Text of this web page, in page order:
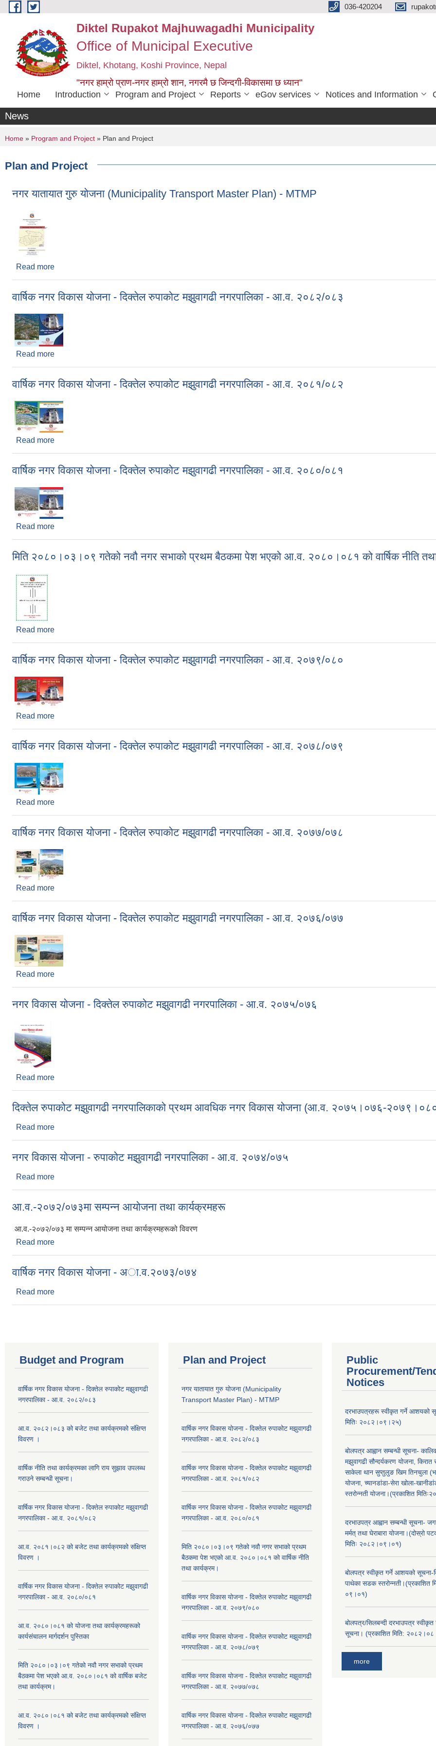
Skip to main content 036-420204
Diktel Rupakot Majhuwagadhi Municipality
Office of Municipal Executive
Diktel, Khotang, Koshi Province, Nepal
"नगर हाम्रो प्राण-नगर हाम्रो शान, नगरमै छ जिन्दगी-विकासमा छ ध्यान"
Home Introduction Program and Project Reports eGov services Notices and Information
News
You are here
Home » Program and Project » Plan and Project
Plan and Project
नगर यातायात गुरु योजना (Municipality Transport Master Plan) - MTMP
Read more
वार्षिक नगर विकास योजना - दिक्तेल रुपाकोट मझुवागढी नगरपालिका - आ.व. २०८२/०८३
Read more
वार्षिक नगर विकास योजना - दिक्तेल रुपाकोट मझुवागढी नगरपालिका - आ.व. २०८१/०८२
Read more
वार्षिक नगर विकास योजना - दिक्तेल रुपाकोट मझुवागढी नगरपालिका - आ.व. २०८०/०८१
Read more
मिति २०८०।०३।०९ गतेको नवौ नगर सभाको प्रथम बैठकमा पेश भएको आ.व. २०८०।०८१ को वार्षिक नीति
Read more
वार्षिक नगर विकास योजना - दिक्तेल रुपाकोट मझुवागढी नगरपालिका - आ.व. २०७९/०८०
Read more
वार्षिक नगर विकास योजना - दिक्तेल रुपाकोट मझुवागढी नगरपालिका - आ.व. २०७८/०७९
Read more
वार्षिक नगर विकास योजना - दिक्तेल रुपाकोट मझुवागढी नगरपालिका - आ.व. २०७७/०७८
Read more
वार्षिक नगर विकास योजना - दिक्तेल रुपाकोट मझुवागढी नगरपालिका - आ.व. २०७६/०७७
Read more
नगर विकास योजना - दिक्तेल रुपाकोट मझुवागढी नगरपालिका - आ.व. २०७५/०७६
Read more
दिक्तेल रुपाकोट मझुवागढी नगरपालिकाको प्रथम आवधिक नगर विकास योजना (आ.व. २०७५।०७६-
Read more
नगर विकास योजना - रुपाकोट मझुवागढी नगरपालिका - आ.व. २०७४/०७५
Read more
आ.व.-२०७२/०७३मा सम्पन्न आयोजना तथा कार्यक्रमहरू
आ.व.-२०७२/०७३ मा सम्पन्न आयोजना तथा कार्यक्रमहरूको विवरण
Read more
वार्षिक नगर विकास याेजना - अा‍‍.व.२०७३/०७४
Read more
Budget and Program
वार्षिक नगर विकास योजना - दिक्तेल रुपाकोट मझुवागढी
नगरपालिका - आ.व. २०८२/०८३
आ.व. २०८२।०८३ को बजेट तथा कार्यक्रमको संक्षिप्त
विवरण ।
वार्षिक नीति तथा कार्यक्रमका लागि राय सुझाव उपलब्ध
गराउने सम्बन्धी सूचना।
वार्षिक नगर विकास योजना - दिक्तेल रुपाकोट मझुवागढी
नगरपालिका - आ.व. २०८१/०८२
आ.व. २०८१।०८२ को बजेट तथा कार्यक्रमको संक्षिप्त
विवरण ।
वार्षिक नगर विकास योजना - दिक्तेल रुपाकोट मझुवागढी
नगरपालिका - आ.व. २०८०/०८१
आ.व. २०८०।०८१ को योजना तथा कार्यक्रमहरूको
कार्यसंचालन मार्गदर्शन पुस्तिका
मिति २०८०।०३।०९ गतेको नवौ नगर सभाको प्रथम
बैठकमा पेश भएको आ.व. २०८०।०८१ को वार्षिक बजेट
तथा कार्यक्रम।
आ.व. २०८०।०८१ को बजेट तथा कार्यक्रमको संक्षिप्त
विवरण ।
Plan and Project
नगर यातायात गुरु योजना (Municipality
Transport Master Plan) - MTMP
वार्षिक नगर विकास योजना - दिक्तेल रुपाकोट मझुवागढी
नगरपालिका - आ.व. २०८२/०८३
वार्षिक नगर विकास योजना - दिक्तेल रुपाकोट मझुवागढी
नगरपालिका - आ.व. २०८१/०८२
वार्षिक नगर विकास योजना - दिक्तेल रुपाकोट मझुवागढी
नगरपालिका - आ.व. २०८०/०८१
मिति २०८०।०३।०९ गतेको नवौ नगर सभाको प्रथम
बैठकमा पेश भएको आ.व. २०८०।०८१ को वार्षिक नीति
तथा कार्यक्रम।
वार्षिक नगर विकास योजना - दिक्तेल रुपाकोट मझुवागढी
नगरपालिका - आ.व. २०७९/०८०
वार्षिक नगर विकास योजना - दिक्तेल रुपाकोट मझुवागढी
नगरपालिका - आ.व. २०७८/०७९
वार्षिक नगर विकास योजना - दिक्तेल रुपाकोट मझुवागढी
नगरपालिका - आ.व. २०७७/०७८
वार्षिक नगर विकास योजना - दिक्तेल रुपाकोट मझुवागढी
नगरपालिका - आ.व. २०७६/०७७
Public
Procurement/
Notices
दरभाउपत्रहरू स्वीकृत गर्ने आशयको
मितिः २०८२।०९।२५)
बोलपत्र आह्वान सम्बन्धी सूचना-
मझुवागढी सौन्दर्यकरण योजना, किरात
साकेला थान सुप्तुलुङ खिम तिनचुला
योजना, च्यानडांडा-सेरा खोला-
स्तरोन्नती योजना।(प्रकाशित
दरभाउपत्र आह्वान सम्बन्धी सूचना-
मर्मत् तथा घेराबारा योजना।(दोस्रो
मितिः २०८२।०९।०१)
बोलपत्र स्वीकृत गर्ने आशयको सूचना-
पाथेका सडक स्तरोन्नती।(प्रकाशित
०९।०१)
बोलपत्र/सिलबन्दी दरभाउपत्र
सूचना। (प्रकाशित मिति:
more